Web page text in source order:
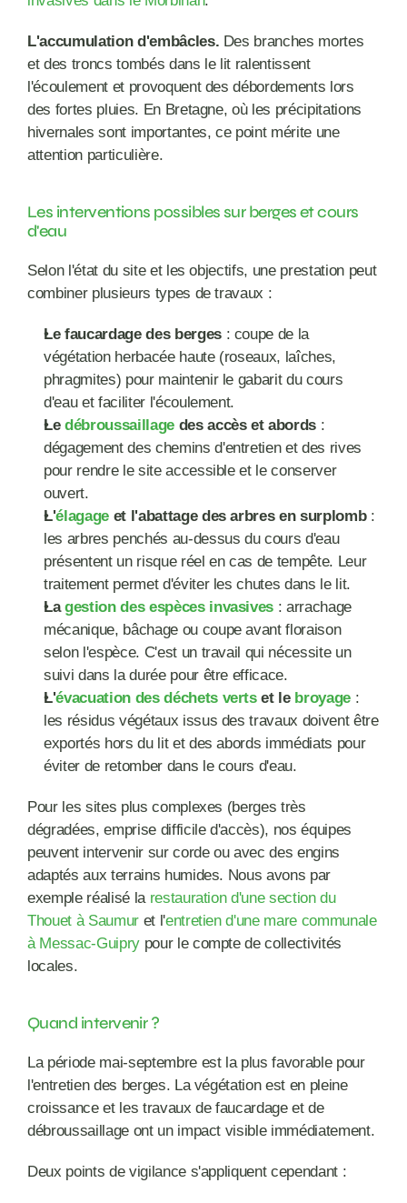
L'accumulation d'embâcles. Des branches mortes
et des troncs tombés dans le lit ralentissent
l'écoulement et provoquent des débordements lors
des fortes pluies. En Bretagne, où les précipitations
hivernales sont importantes, ce point mérite une
attention particulière.
Les interventions possibles sur berges et cours
d'eau
Selon l'état du site et les objectifs, une prestation peut
combiner plusieurs types de travaux :
Le faucardage des berges : coupe de la
végétation herbacée haute (roseaux, laîches,
phragmites) pour maintenir le gabarit du cours
d'eau et faciliter l'écoulement.
Le débroussaillage des accès et abords :
dégagement des chemins d'entretien et des rives
pour rendre le site accessible et le conserver
ouvert.
L'élagage et l'abattage des arbres en surplomb :
les arbres penchés au-dessus du cours d'eau
présentent un risque réel en cas de tempête. Leur
traitement permet d'éviter les chutes dans le lit.
La gestion des espèces invasives : arrachage
mécanique, bâchage ou coupe avant floraison
selon l'espèce. C'est un travail qui nécessite un
suivi dans la durée pour être efficace.
L'évacuation des déchets verts et le broyage :
les résidus végétaux issus des travaux doivent être
exportés hors du lit et des abords immédiats pour
éviter de retomber dans le cours d'eau.
Pour les sites plus complexes (berges très
dégradées, emprise difficile d'accès), nos équipes
peuvent intervenir sur corde ou avec des engins
adaptés aux terrains humides. Nous avons par
exemple réalisé la restauration d'une section du
Thouet à Saumur et l'entretien d'une mare communale
à Messac-Guipry pour le compte de collectivités
locales.
Quand intervenir ?
La période mai-septembre est la plus favorable pour
l'entretien des berges. La végétation est en pleine
croissance et les travaux de faucardage et de
débroussaillage ont un impact visible immédiatement.
Deux points de vigilance s'appliquent cependant :